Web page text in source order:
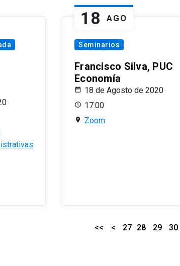
18 AGO
Seminarios
Francisco Silva, PUC
Economía
18 de Agosto de 2020
17:00
Zoom
<< < 27 28 29 30